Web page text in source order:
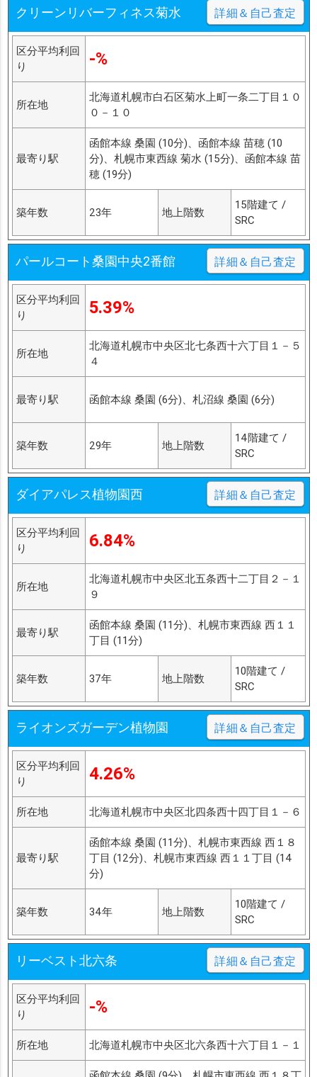
クリーンリバーフィネス菊水 詳細＆自己査定
区分平均利回
り
-%
所在地
北海道札幌市白石区菊水上町一条二丁目１０
０－１０
最寄り駅
函館本線 桑園 (10分)、函館本線 苗穂 (10
分)、札幌市東西線 菊水 (15分)、函館本線 苗
穂 (19分)
築年数 23年 地上階数
15階建て /
SRC
パールコート桑園中央2番館 詳細＆自己査定
区分平均利回
り
5.39%
所在地
北海道札幌市中央区北七条西十六丁目１－５
４
最寄り駅 函館本線 桑園 (6分)、札沼線 桑園 (6分)
築年数 29年 地上階数
14階建て /
SRC
ダイアパレス植物園西 詳細＆自己査定
区分平均利回
り
6.84%
所在地
北海道札幌市中央区北五条西十二丁目２－１
９
最寄り駅
函館本線 桑園 (11分)、札幌市東西線 西１１
丁目 (11分)
築年数 37年 地上階数
10階建て /
SRC
ライオンズガーデン植物園 詳細＆自己査定
区分平均利回
り
4.26%
所在地 北海道札幌市中央区北四条西十四丁目１－６
最寄り駅
函館本線 桑園 (11分)、札幌市東西線 西１８
丁目 (12分)、札幌市東西線 西１１丁目 (14
分)
築年数 34年 地上階数
10階建て /
SRC
リーベスト北六条 詳細＆自己査定
区分平均利回
り
-%
所在地 北海道札幌市中央区北六条西十六丁目１－１